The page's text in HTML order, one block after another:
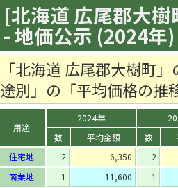
[北海道 広尾郡大
- 地価公示 (2024年)
「北海道 広尾郡大樹町
途別」の「平均価格の推
用途
2024年
数
平均金額 数
住宅地
2 6,350
2
商業地
1 11,600
1